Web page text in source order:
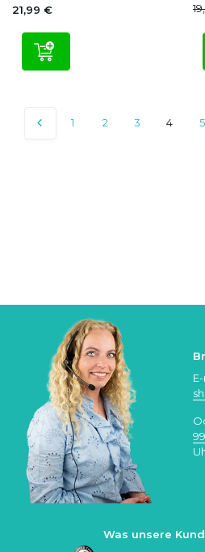
21,99 €
1 2 3 4 5
Was unsere